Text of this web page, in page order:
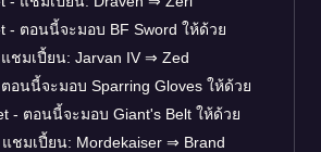
- ตอนนี้จะมอบ BF Sword ให้ด้วย
ชมเปี้ยน: Jarvan IV ⇒ Zed
อนนี้จะมอบ Sparring Gloves ให้ด้วย
- ตอนนี้จะมอบ Giant's Belt ให้ด้วย
แชมเปี้ยน: Mordekaiser ⇒ Brand